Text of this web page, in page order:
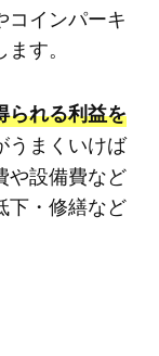
コインパーキ
す。
られる利益を
うまくいけば
や設備費など
下・修繕など